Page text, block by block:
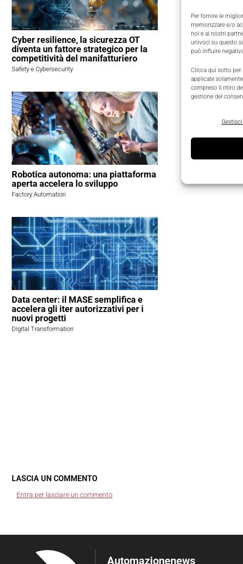
Per fornire le
memorizzare e/o
noi e ai nostri
univoci su questo
può influire
Clicca qui sotto per
applicate
compreso il ritiro
gestione del
Cyber resilience, la sicurezza OT
diventa un fattore strategico per la
competitività del manifatturiero
Safety e Cybersecurity
Robotica autonoma: una piattaforma
aperta accelera lo sviluppo
Factory Automation
Data center: il MASE semplifica e
accelera gli iter autorizzativi per i
nuovi progetti
Digital Transformation
LASCIA UN COMMENTO
Entra per lasciare un commento
Automazionenews